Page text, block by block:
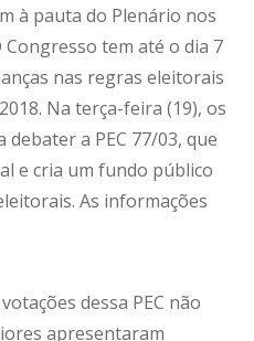
à pauta do Plenário nos
Congresso tem até o dia 7
nas regras eleitorais
Na terça-feira (19), os
a PEC 77/03, que
e cria um fundo público
As informações
dessa PEC não
apresentaram